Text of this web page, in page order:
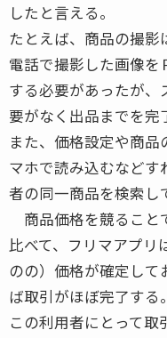
したと言える。
たとえば、商品の撮影
電話で撮影した画像
する必要があったが
要がなく出品までを完
また、価格設定や商
マホで読み込むなど
者の同一商品を検索し
商品価格を競ること
比べて、フリマアプリ
のの）価格が確定して
ば取引がほぼ完了する。
この利用者にとって